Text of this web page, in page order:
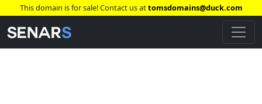
This domain is for sale! Contact us attomsdomains@duck.com